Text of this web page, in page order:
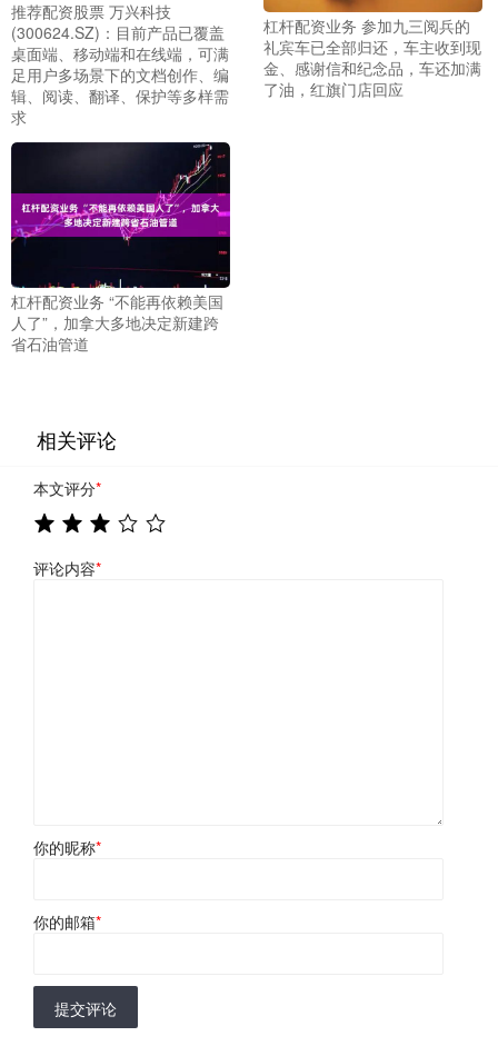
推荐配资股票 万兴科技
(300624.SZ)：目前产品已覆盖
桌面端、移动端和在线端，可满
足用户多场景下的文档创作、编
辑、阅读、翻译、保护等多样需
求
杠杆配资业务 参加九三阅兵的
礼宾车已全部归还，车主收到现
金、感谢信和纪念品，车还加满
了油，红旗门店回应
杠杆配资业务 “不能再依赖美国
人了”，加拿大多地决定新建跨
省石油管道
相关评论
本文评分*
评论内容*
你的昵称*
你的邮箱*
提交评论